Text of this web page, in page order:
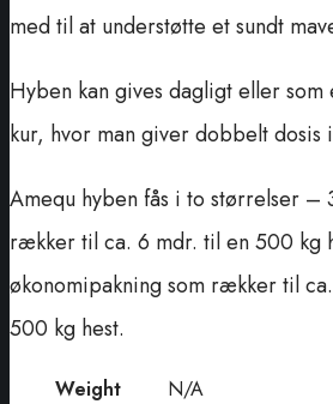
med til at understøtte et sundt
Hyben kan gives dagligt eller som
kur, hvor man giver dobbelt dosis
Amequ hyben fås i to størrelser –
rækker til ca. 6 mdr. til en 500 kg
økonomipakning som rækker til
500 kg hest.
Weight N/A